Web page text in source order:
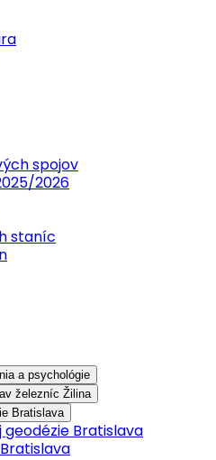
spojov
2026
staníc
a psychológie
železníc Žilina
Bratislava
geodézie Bratislava